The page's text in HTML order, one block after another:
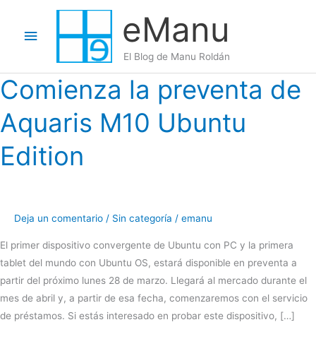
contenido
eManu
El Blog de Manu Roldán
Menú
principal
Comienza la preventa de
Aquaris M10 Ubuntu
Edition
Deja un comentario / Sin categoría / emanu
El primer dispositivo convergente de Ubuntu con PC y la primera
tablet del mundo con Ubuntu OS, estará disponible en preventa a
partir del próximo lunes 28 de marzo. Llegará al mercado durante el
mes de abril y, a partir de esa fecha, comenzaremos con el servicio
de préstamos. Si estás interesado en probar este dispositivo, […]